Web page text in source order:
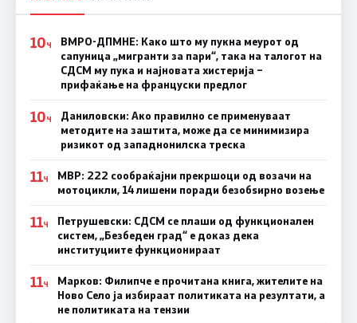
10Ч
ВМРО-ДПМНЕ: Како што му пукна меурот од
сапуница „мигранти за пари“, така на талогот на
СДСМ му пука и најновата хистерија –
прифаќање на француски предлог
10Ч
Даниловски: Ако правилно се применуваат
методите на заштита, може да се минимизира
ризикот од западнонилска треска
11Ч
МВР: 222 сообраќајни прекршоци од возачи на
мотоцикли, 14 лишени поради безобѕирно возење
11Ч
Петрушевски: СДСМ се плаши од функционален
систем, „Безбеден град“ е доказ дека
институциите функционираат
11Ч
Марков: Филипче е прочитана книга, жителите на
Ново Село ја избираат политиката на резултати, а
не политиката на тензии